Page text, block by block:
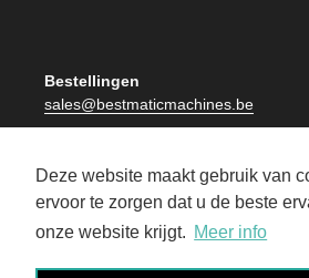
Deze website maakt gebruik van
ervoor te zorgen dat u de beste
onze website krijgt. Meer info
Bestellingen
sales@bestmaticmachines.be
facturatie@bestmaticmachines.be